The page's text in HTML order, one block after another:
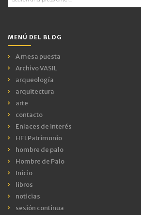
for:
MENÚ DEL BLOG
A mesa puesta
Archivo VASIL
arqueología
arquitectura
arte
contacto
Enlaces de interés
HELPatrimonio
hombre de palo
Hombre de Palo
Inicio
libros
noticias
sesión continua